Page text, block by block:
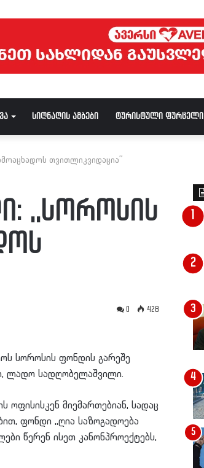
სიღნაღის ამბები ტურისტული ფურცელი
თვითლიკვიდაცია”
,,სოროსის
0 428
სოროსის ფონდის გარეშე
ლადო სადღობელაშვილი.
მიემართებიან, სადაც
ფონდი ,,ღია საზოგადოება
წერენ ისეთ კანონპროექტებს,